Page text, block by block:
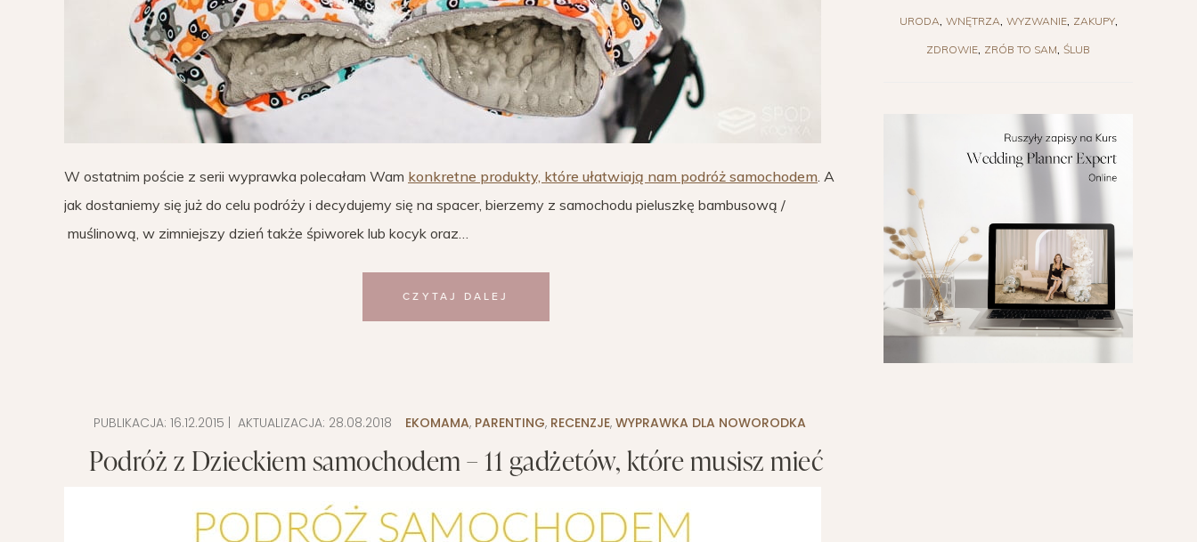
W ostatnim poście z serii wyprawka polecałam Wam konkretne produkty, które ułatwiają nam podróż samochodem. A
jak dostaniemy się już do celu podróży i decydujemy się na spacer, bierzemy z samochodu pieluszkę bambusową /
muślinową, w zimniejszy dzień także śpiworek lub kocyk oraz…
CZYTAJ DALEJ
PUBLIKACJA: 16.12.2015 | AKTUALIZACJA: 28.08.2018 EKOMAMA, PARENTING, RECENZJE, WYPRAWKA DLA NOWORODKA
Podróż z Dzieckiem samochodem – 11 gadżetów, które musisz mieć
URODA WNĘTRZA WYZWANIE ZAKUPY
ZDROWIE ZRÓB TO SAM ŚLUB